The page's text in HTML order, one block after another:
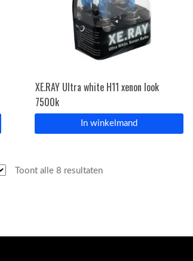
XE.RAY Ultra white H11 xenon look
7500k
In winkelmand
Toont alle 8 resultaten